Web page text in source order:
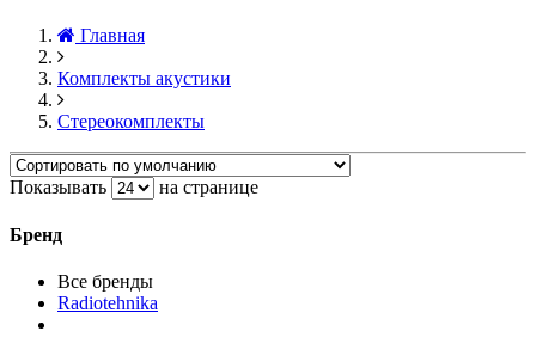
Главная
Комплекты акустики
Стереокомплекты
Показывать на странице
Бренд
Все бренды
Radiotehnika